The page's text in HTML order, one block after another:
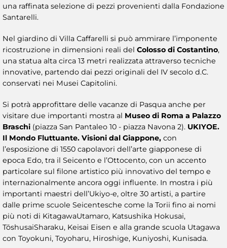
una raffinata selezione di pezzi provenienti dalla Fondazione
Santarelli.
Nel giardino di Villa Caffarelli si può ammirare l’imponente
ricostruzione in dimensioni reali del Colosso di Costantino,
una statua alta circa 13 metri realizzata attraverso tecniche
innovative, partendo dai pezzi originali del IV secolo d.C.
conservati nei Musei Capitolini.
Si potrà approfittare delle vacanze di Pasqua anche per
visitare due importanti mostra al Museo di Roma a Palazzo
Braschi (piazza San Pantaleo 10 - piazza Navona 2). UKIYOE.
Il Mondo Fluttuante. Visioni dal Giappone, con
l’esposizione di 1550 capolavori dell’arte giapponese di
epoca Edo, tra il Seicento e l’Ottocento, con un accento
particolare sul filone artistico più innovativo del tempo e
internazionalmente ancora oggi influente. In mostra i più
importanti maestri dell’Ukiyo-e, oltre 30 artisti, a partire
dalle prime scuole Seicentesche come la Torii fino ai nomi
più noti di KitagawaUtamaro, Katsushika Hokusai,
TōshusaiSharaku, Keisai Eisen e alla grande scuola Utagawa
con Toyokuni, Toyoharu, Hiroshige, Kuniyoshi, Kunisada.